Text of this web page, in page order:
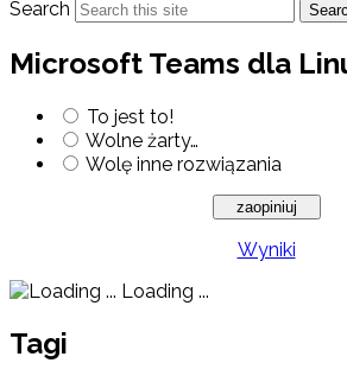
Search
Microsoft Teams dla
To jest to!
Wolne żarty…
Wolę inne rozwiązania
Wyniki
Loading ...
Tagi